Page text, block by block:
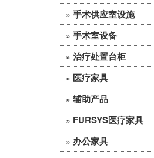
» 手术供应室设施
» 手术室设备
» 治疗处置台柜
» 医疗家具
» 辅助产品
» FURSYS医疗家具
» 办公家具